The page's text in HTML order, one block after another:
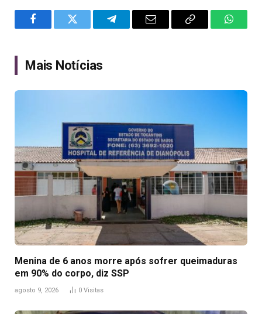
FacebookTwitter TelegramEmail
Copy
Mais Notícias
Menina de 6 anos morre após sofrer queimaduras
em 90% do corpo, diz SSP
agosto 9, 2026 0 Visitas